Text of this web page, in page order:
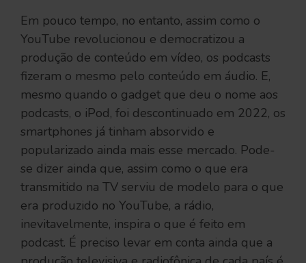
Em pouco tempo, no entanto, assim como o
YouTube revolucionou e democratizou a
produção de conteúdo em vídeo, os podcasts
fizeram o mesmo pelo conteúdo em áudio. E,
mesmo quando o gadget que deu o nome aos
podcasts, o iPod, foi descontinuado em 2022, os
smartphones já tinham absorvido e
popularizado ainda mais esse mercado. Pode-
se dizer ainda que, assim como o que era
transmitido na TV serviu de modelo para o que
era produzido no YouTube, a rádio,
inevitavelmente, inspira o que é feito em
podcast. É preciso levar em conta ainda que a